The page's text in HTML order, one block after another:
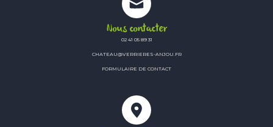
Nous contacter
02 41 05 89 31
CHATEAU@VERRIERES-ANJOU.FR
FORMULAIRE DE CONTACT